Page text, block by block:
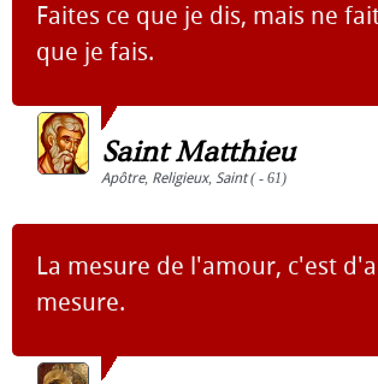
Faites ce que je dis, mais ne
que je fais.
Saint Matthieu
Apôtre, Religieux, Saint( - 61)
La mesure de l'amour, c'est
mesure.